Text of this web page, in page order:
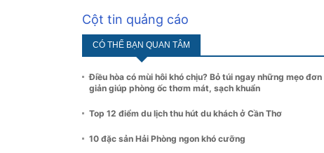
Cột tin quảng cáo
CÓ THỂ BẠN QUAN TÂM
Điều hòa có mùi hôi khó chịu? Bỏ túi ngay những mẹo đơn
giản giúp phòng ốc thơm mát, sạch khuẩn
Top 12 điểm du lịch thu hút du khách ở Cần Thơ
10 đặc sản Hải Phòng ngon khó cưỡng